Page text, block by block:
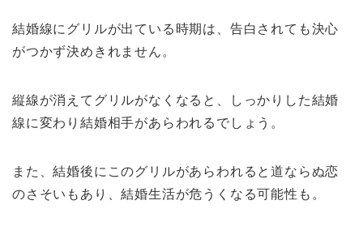
結婚線にグリルが出ている時期は、告白されても決心
がつかず決めきれません。
縦線が消えてグリルがなくなると、しっかりした結婚
線に変わり結婚相手があらわれるでしょう。
また、結婚後にこのグリルがあらわれると道ならぬ恋
のさそいもあり、結婚生活が危うくなる可能性も。